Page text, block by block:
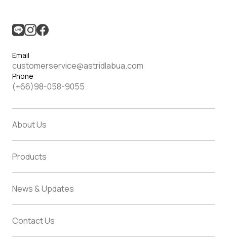
Email
customerservice@astridlabua.com
Phone
(+66)98-058-9055
About Us
Products
News & Updates
Contact Us